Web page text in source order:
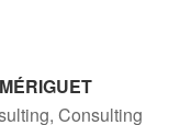
Consulting